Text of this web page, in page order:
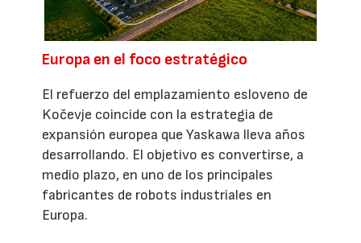
Europa en el foco estratégico
El refuerzo del emplazamiento esloveno de
Kočevje coincide con la estrategia de
expansión europea que Yaskawa lleva años
desarrollando. El objetivo es convertirse, a
medio plazo, en uno de los principales
fabricantes de robots industriales en
Europa.